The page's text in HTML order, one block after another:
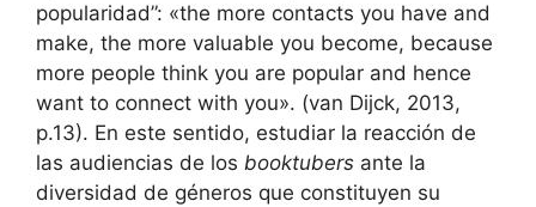
popularidad”: «the more contacts you have and
make, the more valuable you become, because
more people think you are popular and hence
want to connect with you». (van Dijck, 2013,
p.13). En este sentido, estudiar la reacción de
las audiencias de los booktubers ante la
diversidad de géneros que constituyen su